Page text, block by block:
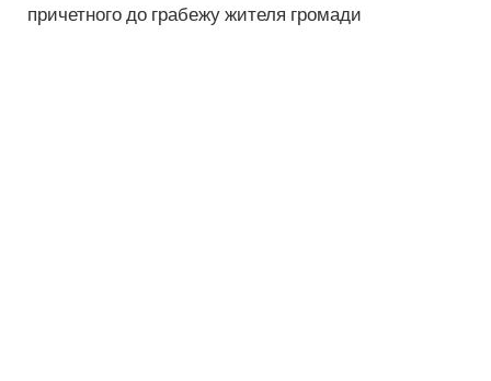
причетного до грабежу жителя громади